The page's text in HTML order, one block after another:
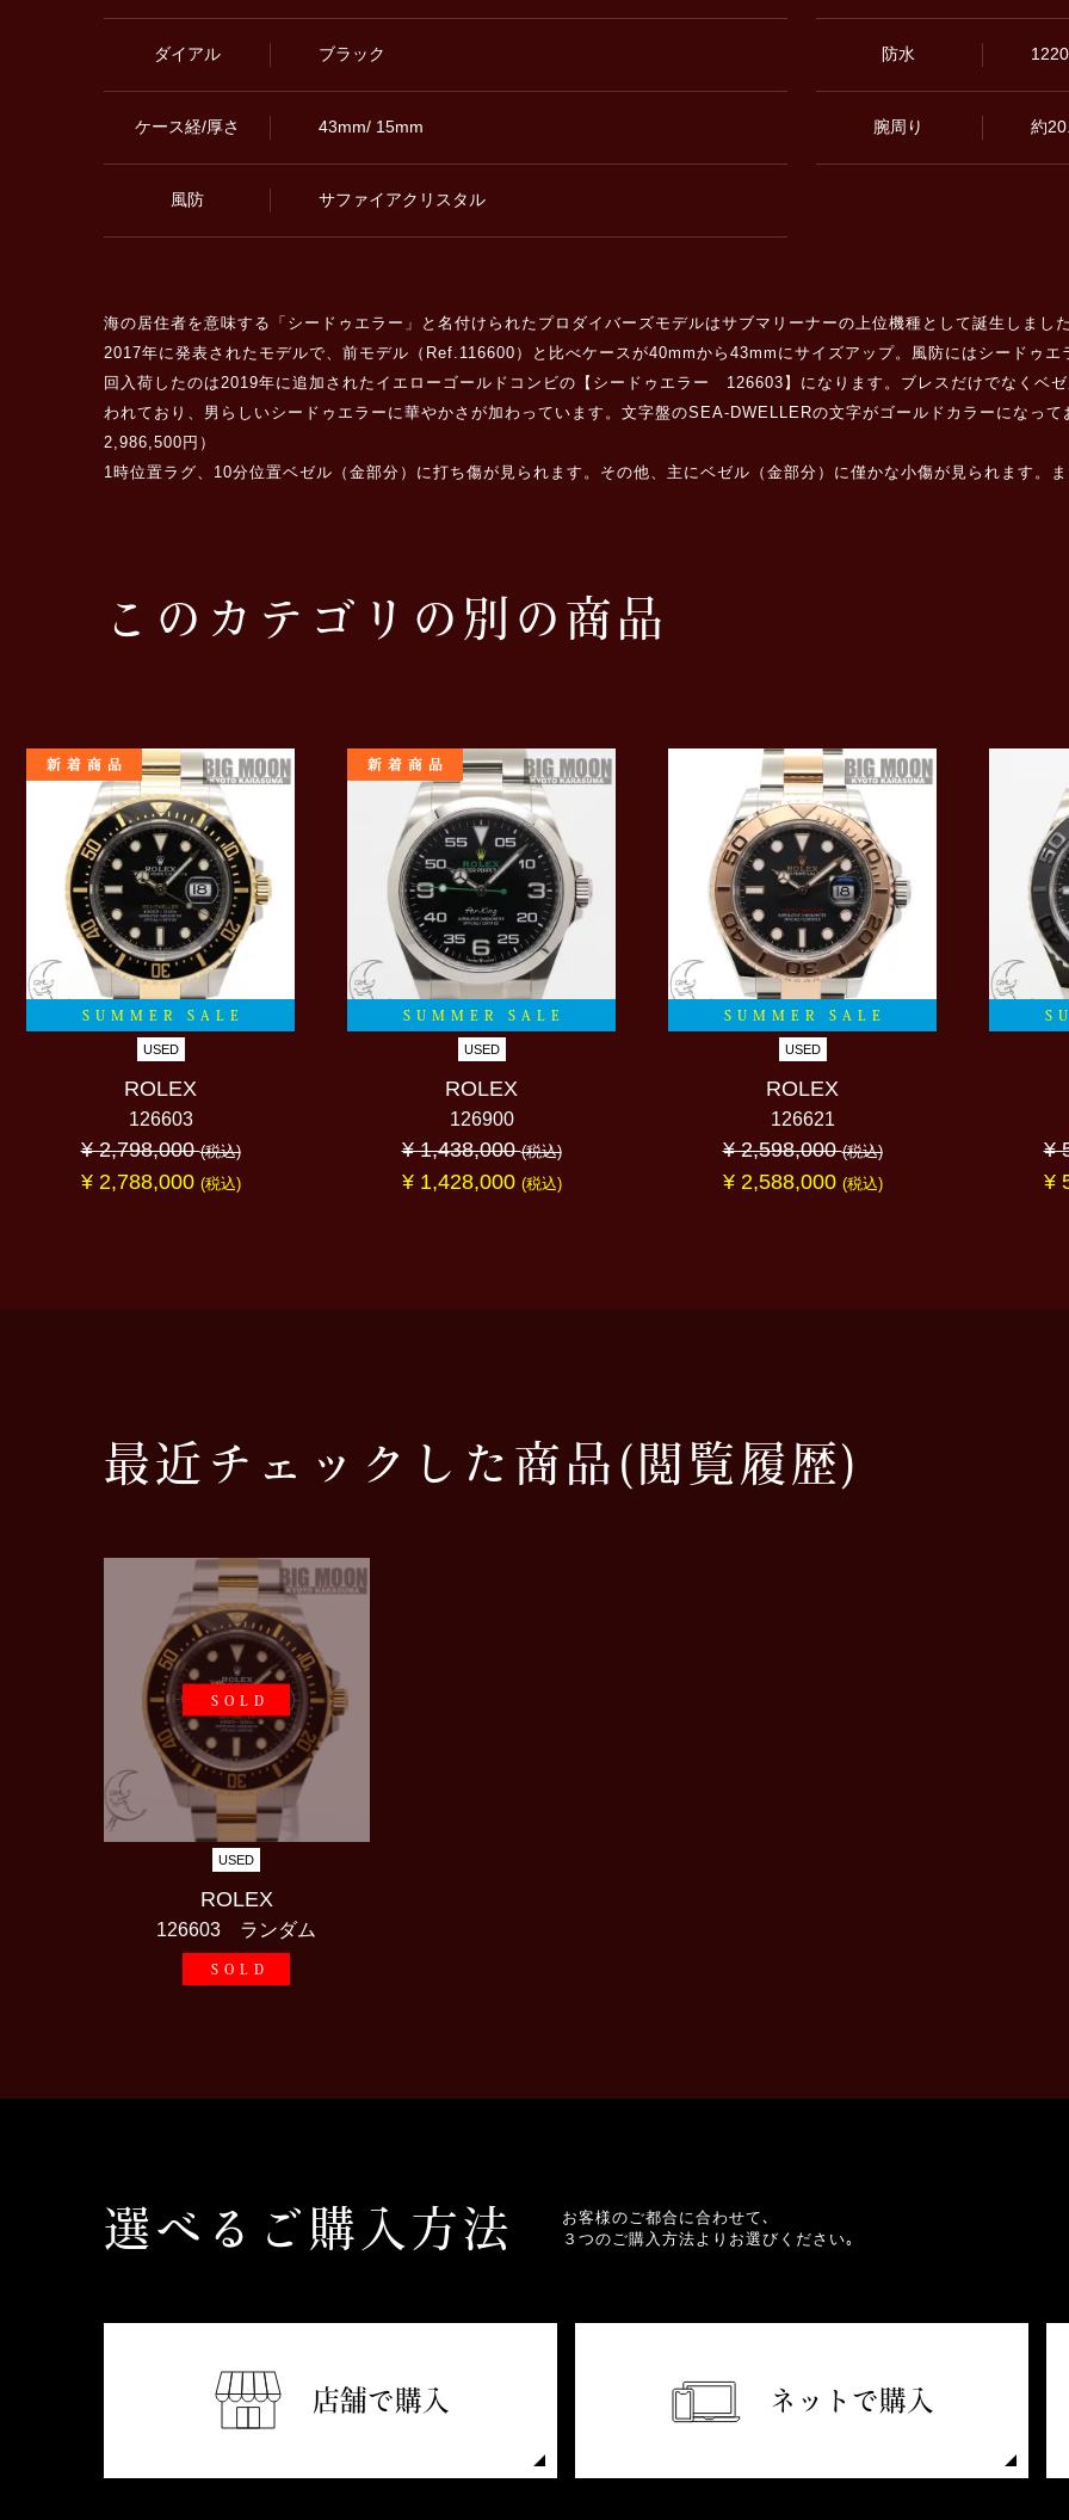
ダイアル ブラック
ケース経/厚さ 43mm/ 15mm
風防 サファイアクリスタル
防水
腕周り 約
海の居住者を意味する「シードゥエラー」と名付けられたプロダイバーズモデルはサブマリーナーの上位機種として誕生しま
2017年に発表されたモデルで、前モデル（Ref.116600）と比べケースが40mmから43mmにサイズアップ。風防にはシードゥ
回入荷したのは2019年に追加されたイエローゴールドコンビの【シードゥエラー 126603】になります。ブレスだけでなくベ
われており、男らしいシードゥエラーに華やかさが加わっています。文字盤のSEA-DWELLERの文字がゴールドカラーになっ
2,986,500円）
1時位置ラグ、10分位置ベゼル（金部分）に打ち傷が見られます。その他、主にベゼル（金部分）に僅かな小傷が見られます。
このカテゴリの別の商品
SUMMER SALE
USED
ROLEX
126603
¥ 2,798,000(税込)
¥ 2,788,000 (税込)
新着商品
SUMMER SALE
USED
ROLEX
126900
¥ 1,438,000(税込)
¥ 1,428,000 (税込)
新着商品
SUMMER SALE
USED
ROLEX
126621
¥ 2,598,000(税込)
¥ 2,588,000 (税込)
¥
¥
最近チェックした商品 (閲覧履歴)
SOLD
USED
ROLEX
126603 ランダム
SOLD
選べるご購入方法
お客様のご都合に合わせて､
３つのご購入方法よりお選びください｡
店舗で購入 ネットで購入